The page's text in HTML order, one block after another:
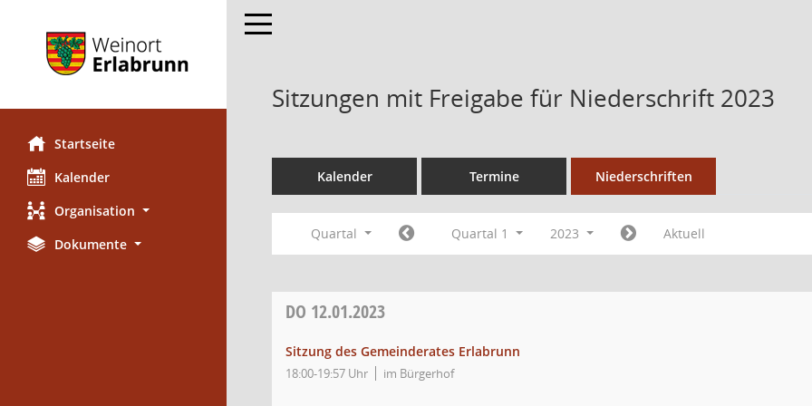
Startseite
Kalender
Organisation
Dokumente
Toggle navigation
Sitzungen mit Freigabe für Niederschrift 2023
Kalender Termine Niederschriften
Quartal Quartal 1 2023 Aktuell
DO 12.01.2023
Sitzung des Gemeinderates Erlabrunn
18:00-19:57 Uhr im Bürgerhof